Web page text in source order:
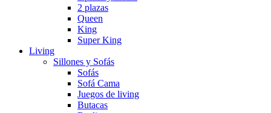
2 plazas
Queen
King
Super King
Living
Sillones y Sofás
Sofás
Sofá Cama
Juegos de living
Butacas